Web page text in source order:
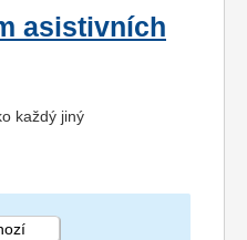
asistivních
každý jiný